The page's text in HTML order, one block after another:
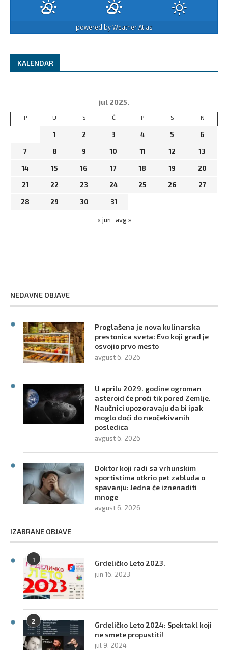
powered byWeather Atlas
KALENDAR
jul 2025.
P U S Č P S N
1 2 3 4 5 6
7 8 9 10 11 12 13
14 15 16 17 18 19 20
21 22 23 24 25 26 27
28 29 30 31
« jun avg »
NEDAVNE OBJAVE
Proglašena je nova kulinarska
prestonica sveta: Evo koji grad je
osvojio prvo mesto
avgust 6, 2026
U aprilu 2029. godine ogroman
asteroid će proći tik pored Zemlje.
Naučnici upozoravaju da bi ipak
moglo doći do neočekivanih
posledica
avgust 6, 2026
Doktor koji radi sa vrhunskim
sportistima otkrio pet zabluda o
spavanju: Jedna će iznenaditi
mnoge
avgust 6, 2026
IZABRANE OBJAVE
1 Grdeličko Leto 2023.
jun 16, 2023
2
Grdeličko Leto 2024: Spektakl koji
ne smete propustiti!
jul 9, 2024